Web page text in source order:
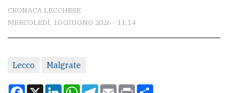
La
redazione
Per
tua
CRONACA LECCHESE
MERCOLEDÌ, 10 GIUGNO 2026 - 11:14
Lecco Malgrate
Facebook
X LinkedInWhatsApp
Telegram
EmailPrint